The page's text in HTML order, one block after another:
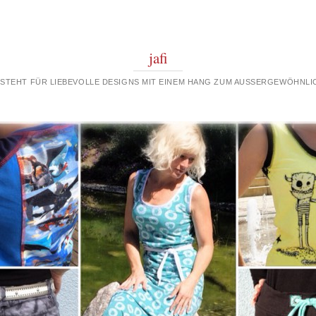
jafi
FÜR LIEBEVOLLE DESIGNS MIT EINEM HANG ZUM